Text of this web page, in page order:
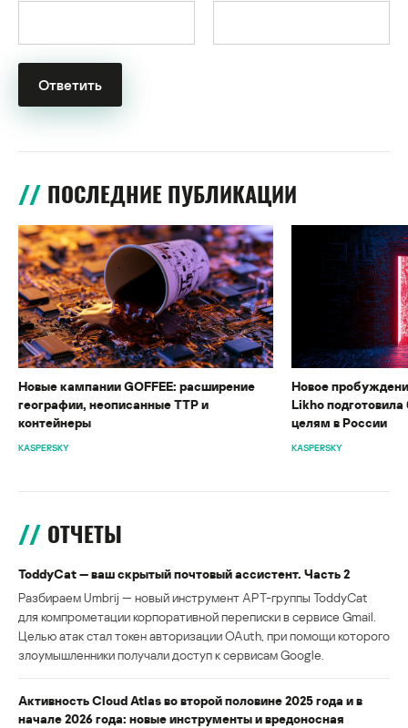
ПОСЛЕДНИЕ ПУБЛИКАЦИИ
Новые кампании GOFFEE: расширение
географии, неописанные TTP и
контейнеры
KASPERSKY
Новое
Likho
целям в России
KASPERSKY
ОТЧЕТЫ
ToddyCat — ваш скрытый почтовый ассистент. Часть 2
Разбираем Umbrij — новый инструмент APT-группы ToddyCat
для компрометации корпоративной переписки в сервисе Gmail.
Целью атак стал токен авторизации OAuth, при помощи которого
злоумышленники получали доступ к сервисам Google.
Активность Cloud Atlas во второй половине 2025 года и в
начале 2026 года: новые инструменты и вредоносная